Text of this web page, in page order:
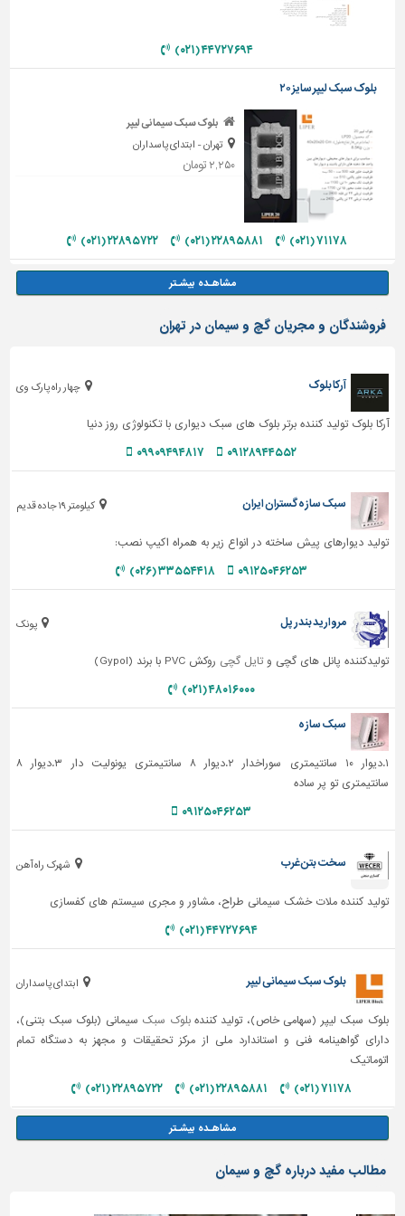
۴۴۷۲۷۶۹۴ (۰۲۱)
بلوک سبک لیپر سایز ۲۰
بلوک سبک سیمانی لیپر
تهران - ابتدای پاسداران
۲,۲۵۰ تومان
۷۱۱۷۸ (۰۲۱) ۲۲۸۹۵۸۸۱ (۰۲۱) ۲۲۸۹۵۷۲۲ (۰۲۱)
فروشندگان و مجریان گچ و سیمان در تهران
چهار راه پارک وی آرکا بلوک
آرکا بلوک تولید کننده برتر بلوک های سبک دیواری با تکنولوژی روز دنیا
۰۹۱۲۸۹۴۴۵۵۲ ۰۹۹۰۹۴۹۴۸۱۷
کیلومتر ۱۹ جاده قدیم سبک سازه گستران ایران
تولید دیوارهای پیش ساخته در انواع زیر به همراه اکیپ نصب:
۰۹۱۲۵۰۴۶۲۵۳ ۳۳۵۵۴۴۱۸ (۰۲۶)
پونک مروارید بندر پل
تولیدکننده پانل های گچی وتایل گچی روکش PVC با برند (Gypol)
۴۸۰۱۶۰۰۰ (۰۲۱)
سبک سازه
۱.دیوار ۱۰ سانتیمتری سوراخدار ۲.دیوار ۸ سانتیمتری یونولیت دار ۳.دیوار ۸
سانتیمتری تو پر ساده
۰۹۱۲۵۰۴۶۲۵۳
شهرک راه آهن سخت بتن غرب
تولید کننده ملات خشک سیمانی طراح، مشاور و مجری سیستم های کفسازی
۴۴۷۲۷۶۹۴ (۰۲۱)
ابتدای پاسداران بلوک سبک سیمانی لیپر
بلوک سبک لیپر (سهامی خاص)، تولید کنندهبلوک سبک سیمانی (بلوک سبک بتنی)،
دارای گواهینامه فنی و استاندارد ملی از مرکز تحقیقات و مجهز به دستگاه تمام
اتوماتیک
۷۱۱۷۸ (۰۲۱) ۲۲۸۹۵۸۸۱ (۰۲۱) ۲۲۸۹۵۷۲۲ (۰۲۱)
مطالب مفید درباره گچ و سیمان